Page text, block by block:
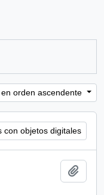
orden ascendente
con objetos digitales